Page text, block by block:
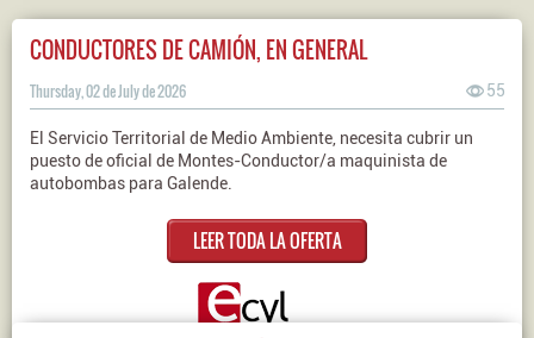
CONDUCTORES DE CAMIÓN, EN GENERAL
Thursday, 02 de July de 2026 55
El Servicio Territorial de Medio Ambiente, necesita cubrir un
puesto de oficial de Montes-Conductor/a maquinista de
autobombas para Galende.
LEER TODA LA OFERTA